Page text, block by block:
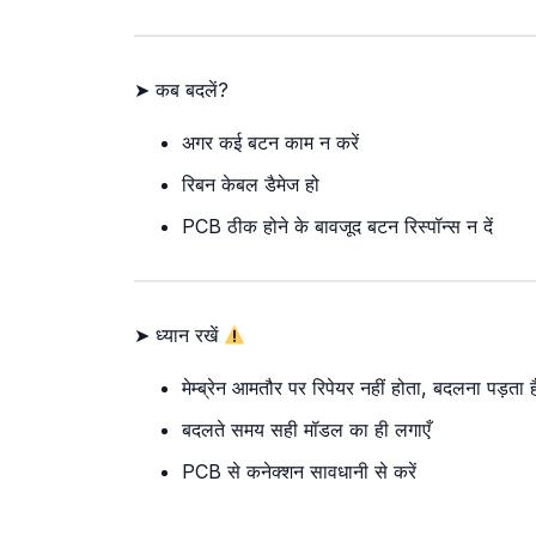
➤ कब बदलें?
अगर कई बटन काम न करें
रिबन केबल डैमेज हो
PCB ठीक होने के बावजूद बटन रिस्पॉन्स न दें
➤ ध्यान रखें
मेम्ब्रेन आमतौर पर रिपेयर नहीं होता, बदलना पड़ता
बदलते समय सही मॉडल का ही लगाएँ
PCB से कनेक्शन सावधानी से करें